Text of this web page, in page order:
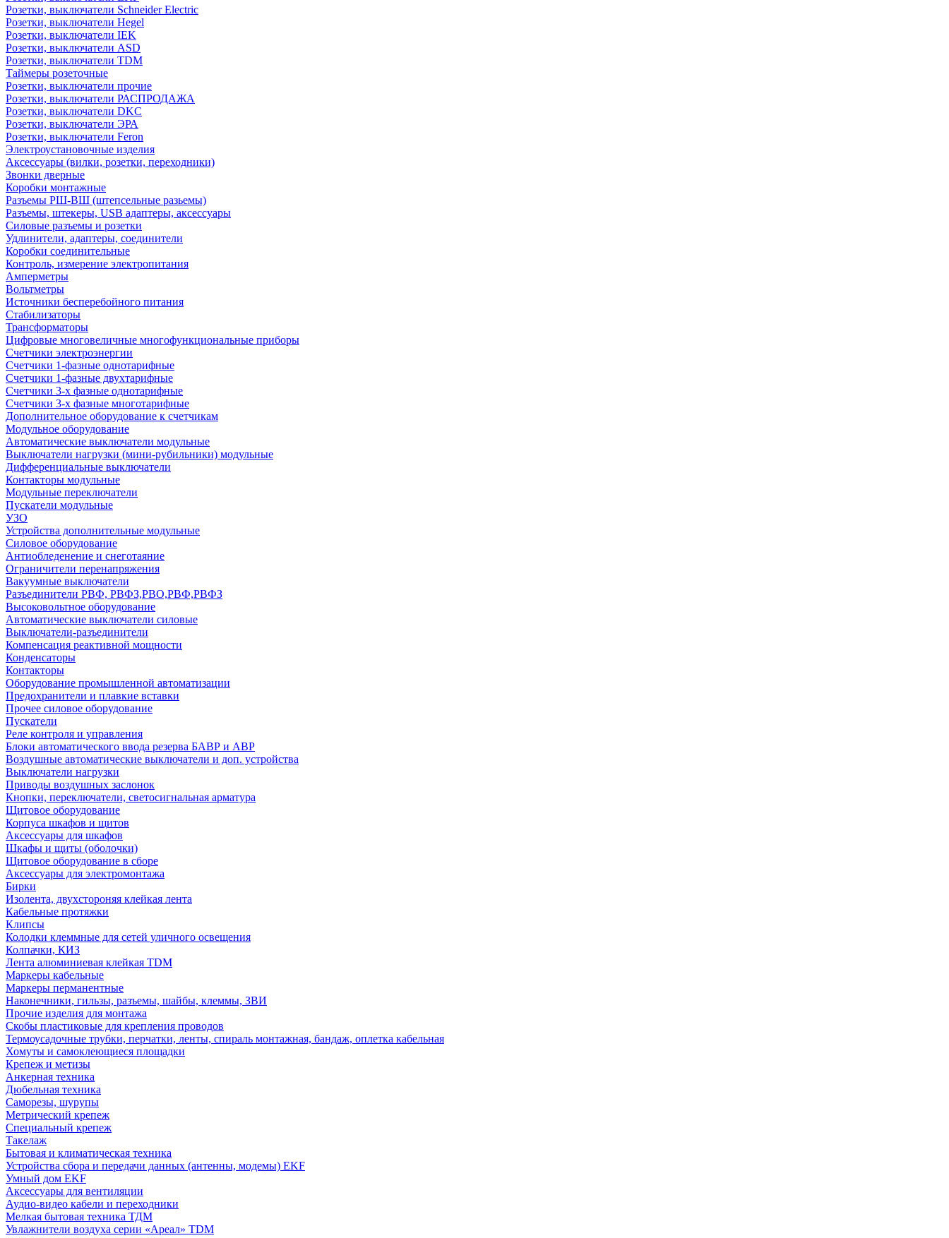
Розетки, выключатели Schneider Electric
Розетки, выключатели Hegel
Розетки, выключатели IEK
Розетки, выключатели ASD
Розетки, выключатели TDM
Таймеры розеточные
Розетки, выключатели прочие
Розетки, выключатели РАСПРОДАЖА
Розетки, выключатели DKC
Розетки, выключатели ЭРА
Розетки, выключатели Feron
Электроустановочные изделия
Аксессуары (вилки, розетки, переходники)
Звонки дверные
Коробки монтажные
Разъемы РШ-ВШ (штепсельные разьемы)
Разъемы, штекеры, USB адаптеры, аксессуары
Силовые разъемы и розетки
Удлинители, адаптеры, соединители
Коробки соединительные
Контроль, измерение электропитания
Амперметры
Вольтметры
Источники бесперебойного питания
Стабилизаторы
Трансформаторы
Цифровые многовеличные многофункциональные приборы
Счетчики электроэнергии
Счетчики 1-фазные однотарифные
Счетчики 1-фазные двухтарифные
Счетчики 3-х фазные однотарифные
Счетчики 3-х фазные многотарифные
Дополнительное оборудование к счетчикам
Модульное оборудование
Автоматические выключатели модульные
Выключатели нагрузки (мини-рубильники) модульные
Дифференциальные выключатели
Контакторы модульные
Модульные переключатели
Пускатели модульные
УЗО
Устройства дополнительные модульные
Силовое оборудование
Антиобледенение и снеготаяние
Ограничители перенапряжения
Вакуумные выключатели
Разъединители РВФ, РВФЗ,РВО,РВФ,РВФЗ
Высоковольтное оборудование
Автоматические выключатели cиловые
Выключатели-разъединители
Компенсация реактивной мощности
Конденсаторы
Контакторы
Оборудование промышленной автоматизации
Предохранители и плавкие вставки
Прочее силовое оборудование
Пускатели
Реле контроля и управления
Блоки автоматического ввода резерва БАВР и АВР
Воздушные автоматические выключатели и доп. устройства
Выключатели нагрузки
Приводы воздушных заслонок
Кнопки, переключатели, светосигнальная арматура
Щитовое оборудование
Корпуса шкафов и щитов
Аксессуары для шкафов
Шкафы и щиты (оболочки)
Щитовое оборудование в сборе
Аксессуары для электромонтажа
Бирки
Изолента, двухстороняя клейкая лента
Кабельные протяжки
Клипсы
Колодки клеммные для сетей уличного освещения
Колпачки, КИЗ
Лента алюминиевая клейкая TDM
Маркеры кабельные
Маркеры перманентные
Наконечники, гильзы, разъемы, шайбы, клеммы, ЗВИ
Прочие изделия для монтажа
Скобы пластиковые для крепления проводов
Термоусадочные трубки, перчатки, ленты, спираль монтажная, бандаж, оплетка кабельная
Хомуты и самоклеющиеся площадки
Крепеж и метизы
Анкерная техника
Дюбельная техника
Саморезы, шурупы
Метрический крепеж
Специальный крепеж
Такелаж
Бытовая и климатическая техника
Устройства сбора и передачи данных (антенны, модемы) EKF
Умный дом EKF
Аксессуары для вентиляции
Аудио-видео кабели и переходники
Мелкая бытовая техника ТДМ
Увлажнители воздуха серии «Ареал» TDM